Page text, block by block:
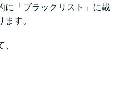
に「ブラックリスト」に載
す。